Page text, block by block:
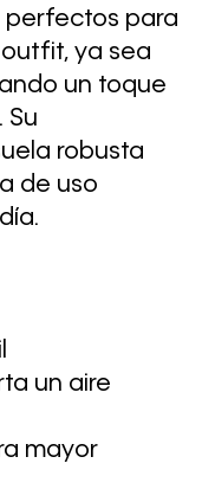
perfectos para
ya sea
un toque
Su
robusta
de uso
un aire
mayor